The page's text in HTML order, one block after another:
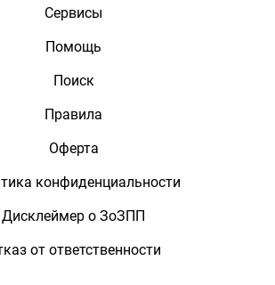
Сервисы
Помощь
Поиск
Правила
Оферта
конфиденциальности
Дисклеймер о ЗоЗПП
от ответственности